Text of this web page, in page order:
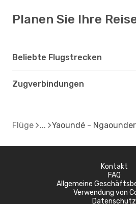
Planen Sie Ihre
Beliebte Flugstrecken
Zugverbindungen
Flüge Yaoundé -
Kontakt
FAQ
Allgemeine
Verwendung von
Datenschutz